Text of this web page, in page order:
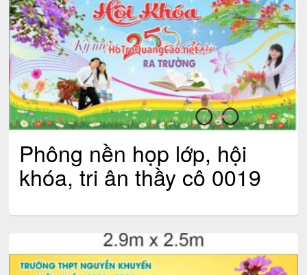
Phông nền họp lớp, hội
khóa, tri ân thầy cô 0019